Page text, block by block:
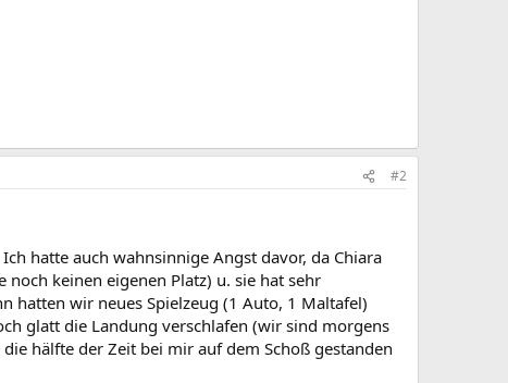
#2
hatte auch wahnsinnige Angst davor, da Chiara
keinen eigenen Platz) u. sie hat sehr
hatten wir neues Spielzeug (1 Auto, 1 Maltafel)
glatt die Landung verschlafen (wir sind morgens
hälfte der Zeit bei mir auf dem Schoß gestanden